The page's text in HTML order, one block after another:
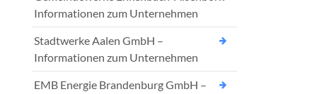
Informationen zum Unternehmen
Stadtwerke Aalen GmbH –
Informationen zum Unternehmen
EMB Energie Brandenburg GmbH –